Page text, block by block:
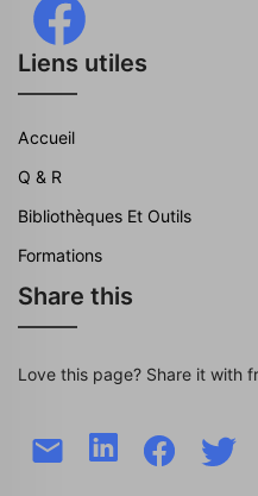
Liens utiles
Accueil
Q & R
Bibliothèques Et Outils
Formations
Share this
Love this page? Share it with